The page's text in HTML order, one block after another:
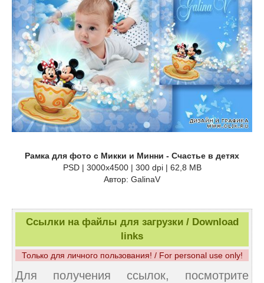
Рамка для фото с Микки и Минни - Счастье в детях
PSD | 3000x4500 | 300 dpi | 62,8 MB
Автор: GalinaV
Ссылки на файлы для загрузки / Download
links
Только для личного пользования! / For personal use only!
Для получения ссылок, посмотрите